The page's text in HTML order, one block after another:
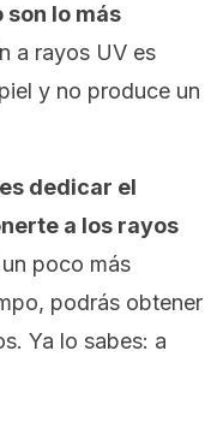
son lo más
a rayos UV es
y no produce un
dedicar el
a los rayos
poco más
podrás obtener
Ya lo sabes: a